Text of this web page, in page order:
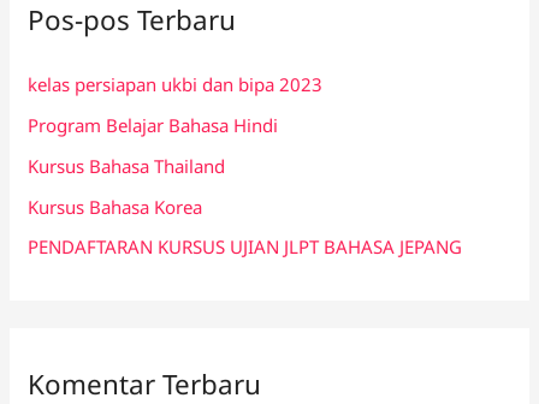
u
t
u
k
:
Pos-pos Terbaru
kelas persiapan ukbi dan bipa 2023
Program Belajar Bahasa Hindi
Kursus Bahasa Thailand
Kursus Bahasa Korea
PENDAFTARAN KURSUS UJIAN JLPT BAHASA JEPANG
Komentar Terbaru